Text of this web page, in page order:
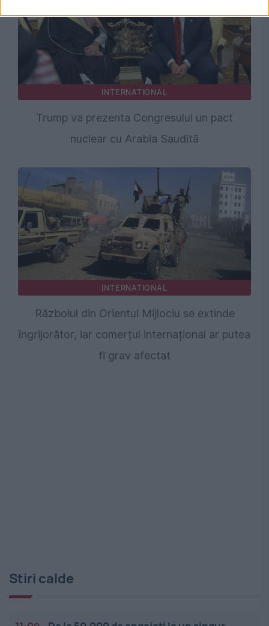
INTERNATIONAL
Trump va prezenta Congresului un pact
nuclear cu Arabia Saudită
INTERNATIONAL
Războiul din Orientul Mijlociu se extinde
îngrijorător, iar comerțul internațional ar putea
fi grav afectat
Stiri calde